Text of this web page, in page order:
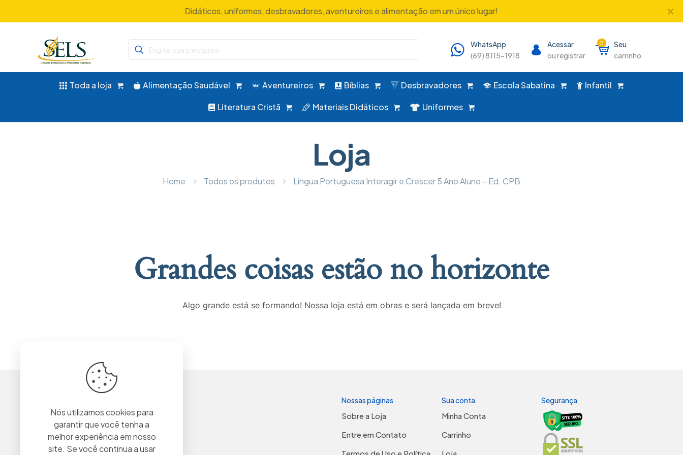
Didáticos, uniformes, desbravadores, aventureiros e alimentação em um único lugar! ✕
WhatsApp
(69) 8115-1918
Acessar
ou registrar
0
Seu
carrinho
Toda a loja Alimentação Saudável Aventureiros Bíblias Desbravadores Escola Sabatina Infantil
Literatura Cristã Materiais Didáticos Uniformes
Loja
Home Todos os produtos Língua Portuguesa Interagir e Crescer 5 Ano Aluno – Ed. CPB
Grandes coisas estão no horizonte
Algo grande está se formando! Nossa loja está em obras e será lançada em breve!
Nossas páginas
Sobre a Loja
Entre em Contato
Termos de Uso e Política
Sua conta
Minha Conta
Carrinho
Loja
Segurança
Nós utilizamos cookies para
garantir que você tenha a
melhor experiência em nosso
site. Se você continua a usar